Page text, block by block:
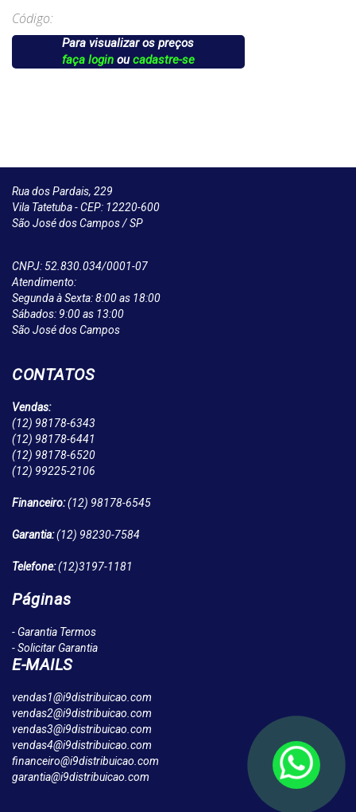
Código:
Para visualizar os preços
faça loginoucadastre-se
Rua dos Pardais, 229
Vila Tatetuba - CEP: 12220-600
São José dos Campos / SP
CNPJ: 52.830.034/0001-07
Atendimento:
Segunda à Sexta: 8:00 as 18:00
Sábados: 9:00 as 13:00
São José dos Campos
CONTATOS
Vendas:
(12) 98178-6343
(12) 98178-6441
(12) 98178-6520
(12) 99225-2106
Financeiro:(12) 98178-6545
Garantia:(12) 98230-7584
Telefone:(12)3197-1181
Páginas
- Garantia Termos
- Solicitar Garantia
E-MAILS
vendas1@i9distribuicao.com
vendas2@i9distribuicao.com
vendas3@i9distribuicao.com
vendas4@i9distribuicao.com
financeiro@i9distribuicao.com
garantia@i9distribuicao.com